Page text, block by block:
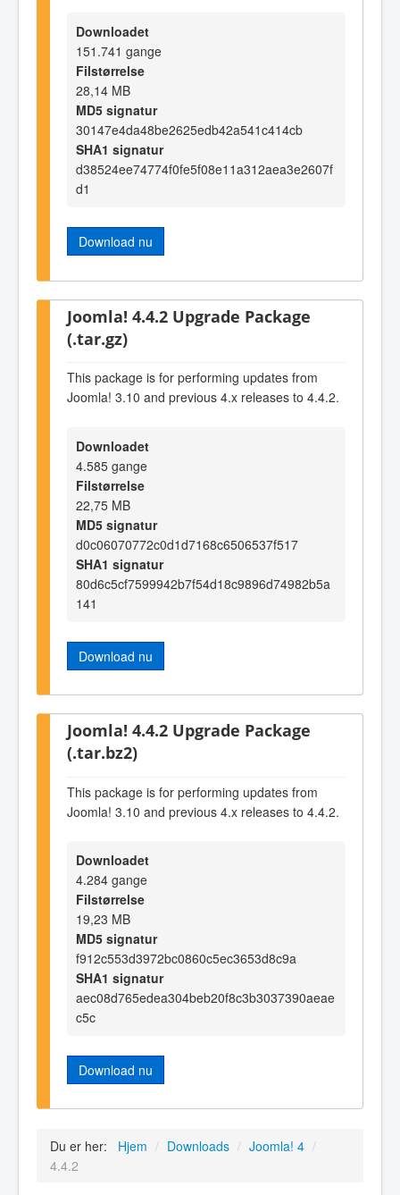
Downloadet
151.741 gange
Filstørrelse
28,14 MB
MD5 signatur
30147e4da48be2625edb42a541c414cb
SHA1 signatur
d38524ee74774f0fe5f08e11a312aea3e2607f
d1
Download nu
Joomla! 4.4.2 Upgrade Package
(.tar.gz)
This package is for performing updates from
Joomla! 3.10 and previous 4.x releases to 4.4.2.
Downloadet
4.585 gange
Filstørrelse
22,75 MB
MD5 signatur
d0c06070772c0d1d7168c6506537f517
SHA1 signatur
80d6c5cf7599942b7f54d18c9896d74982b5a
141
Download nu
Joomla! 4.4.2 Upgrade Package
(.tar.bz2)
This package is for performing updates from
Joomla! 3.10 and previous 4.x releases to 4.4.2.
Downloadet
4.284 gange
Filstørrelse
19,23 MB
MD5 signatur
f912c553d3972bc0860c5ec3653d8c9a
SHA1 signatur
aec08d765edea304beb20f8c3b3037390aeae
c5c
Download nu
Du er her: Hjem / Downloads / Joomla! 4 /
4.4.2